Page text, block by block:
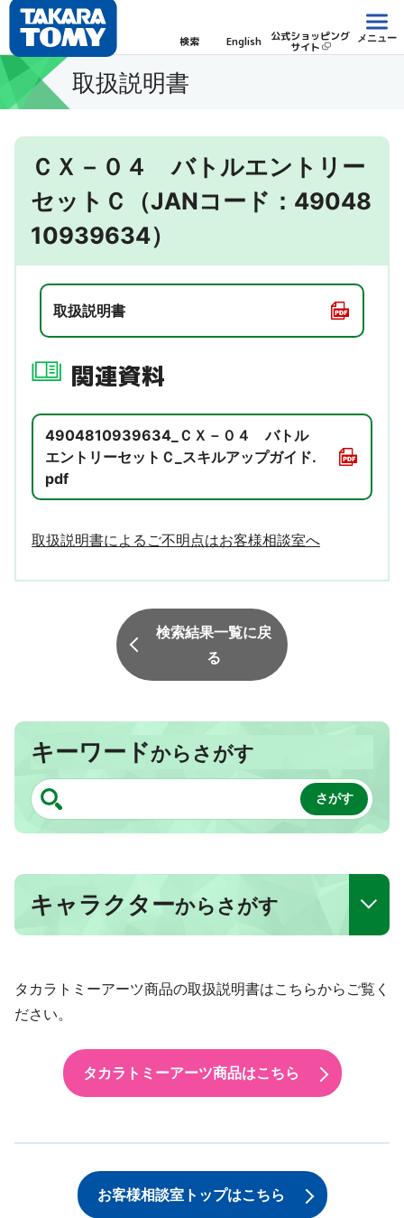
検索 English 公式ショッピング
サイト
メニュー
取扱説明書
ＣＸ－０４ バトルエントリー
セットＣ（JANコード：49048
10939634）
取扱説明書
関連資料
4904810939634_ＣＸ－０４ バトル
エントリーセットＣ_スキルアップガイド.
pdf
取扱説明書によるご不明点はお客様相談室へ
検索結果一覧に戻
る
キーワードからさがす
キャラクターからさがす
タカラトミーアーツ商品の取扱説明書はこちらからご覧く
ださい。
タカラトミーアーツ商品はこちら
お客様相談室トップはこちら